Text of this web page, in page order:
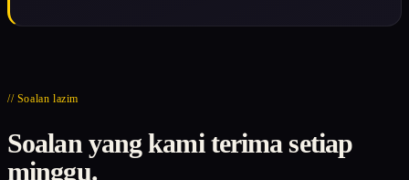
// Soalan lazim
Soalan yang kami terima setiap
minggu.